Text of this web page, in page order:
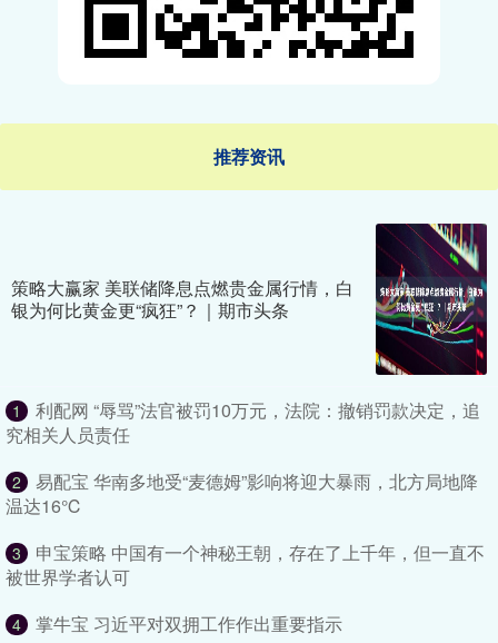
推荐资讯
策略大赢家 美联储降息点燃贵金属行情，白
银为何比黄金更“疯狂”？｜期市头条
1
利配网 “辱骂”法官被罚10万元，法院：撤销罚款决定，追
究相关人员责任
2
易配宝 华南多地受“麦德姆”影响将迎大暴雨，北方局地降
温达16℃
3
申宝策略 中国有一个神秘王朝，存在了上千年，但一直不
被世界学者认可
4 掌牛宝 习近平对双拥工作作出重要指示